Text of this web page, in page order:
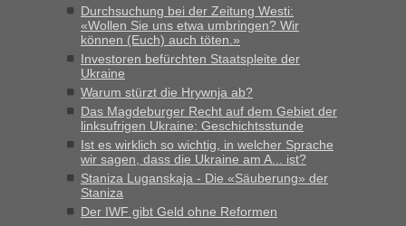
„Bin am Montag 15.6.26 um 8 Uhr in Urgyniw ausgereist,
das erste Mal an einem Montagmorgen ca. 15 Fahrzeuge
vor mir, bin sonst der Erste oder Zweite, egal, nach ca 20
Minuten wurde dann die nächste Welle...“
Berichte und Reisetipps • Re: An welchem
Grenzübergang zwischen Polen und der Ukraine geht es am
schnellsten?
„Derzeit, ist es überall sehr voll an den Grenzen Ukraine/
Polen. Zb. Krakovets 100 PKW ca. 10 h Wartezeit. Wollen
Montag rüber, versuchen es sehr früh.“
Durchsuchung bei der Zeitung Westi:
«Wollen Sie uns etwa umbringen? Wir
können (Euch) auch töten.»
Investoren befürchten Staatspleite der
Ukraine
Warum stürzt die Hrywnja ab?
Das Magdeburger Recht auf dem Gebiet der
linksufrigen Ukraine: Geschichtsstunde
Ist es wirklich so wichtig, in welcher Sprache
wir sagen, dass die Ukraine am A... ist?
Staniza Luganskaja - Die «Säuberung» der
Staniza
Der IWF gibt Geld ohne Reformen